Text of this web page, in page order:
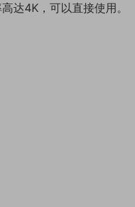
达4K，可以直接使用。